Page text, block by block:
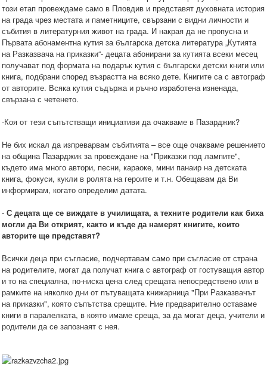
този етап провеждаме само в Пловдив и представят духовната история
на града чрез местата и паметниците, свързани с видни личности и
събития в литературния живот на града. И накрая да не пропусна и
Първата абонаментна кутия за българска детска литература „Кутията
на Разказвача на приказки“- децата абонирани за кутията всеки месец
получават под формата на подарък кутия с български детски книги или
книга, подбрани според възрастта на всяко дете. Книгите са с автограф
от авторите. Всяка кутия съдържа и ръчно изработена изненада,
свързана с четенето.
-Коя от тези съпътстващи инициативи да очакваме в Пазарджик?
Не бих искал да изпреварвам събитията – все още очакваме решението
на община Пазарджик за провеждане на "Приказки под лампите",
където има много автори, песни, караоке, мини панаир на детската
книга, фокуси, кукли в ролята на героите и т.н. Обещавам да Ви
информирам, когато определим датата.
- С децата ще се виждате в училищата, а техните родители как биха
могли да Ви открият, както и къде да намерят книгите, които
авторите ще представят?
Всички деца при съгласие, подчертавам само при съгласие от страна
на родителите, могат да получат книга с автограф от гостуващия автор
и то на специална, по-ниска цена след срещата непосредствено или в
рамките на няколко дни от пътуващата книжарница "При Разказвачът
на приказки", която съпътства срещите. Ние предварително оставаме
книги в паралелката, в която имаме среща, за да могат деца, учители и
родители да се запознаят с нея.